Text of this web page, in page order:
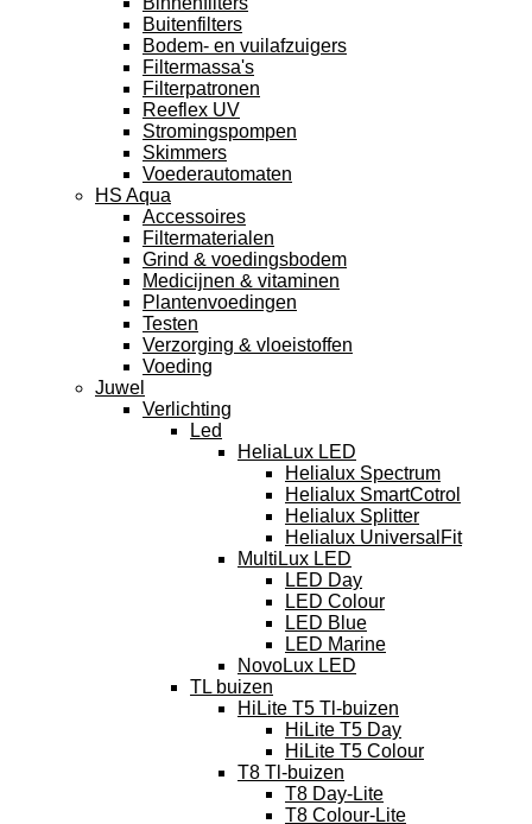
Buitenfilters
Bodem- en vuilafzuigers
Filtermassa's
Filterpatronen
Reeflex UV
Stromingspompen
Skimmers
Voederautomaten
HS Aqua
Accessoires
Filtermaterialen
Grind & voedingsbodem
Medicijnen & vitaminen
Plantenvoedingen
Testen
Verzorging & vloeistoffen
Voeding
Juwel
Verlichting
Led
HeliaLux LED
Helialux Spectrum
Helialux SmartCotrol
Helialux Splitter
Helialux UniversalFit
MultiLux LED
LED Day
LED Colour
LED Blue
LED Marine
NovoLux LED
TL buizen
HiLite T5 Tl-buizen
HiLite T5 Day
HiLite T5 Colour
T8 Tl-buizen
T8 Day-Lite
T8 Colour-Lite